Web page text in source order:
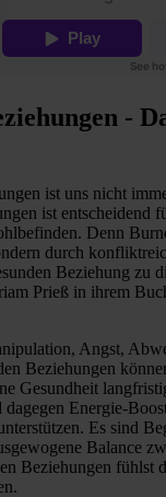
-
ist uns nicht
ist entscheidend
Denn
durch
Beziehung zu
Prieß in ihrem
Angst,
Beziehungen
Gesundheit
Energie-
Es sind
Balance
Beziehungen fühlst